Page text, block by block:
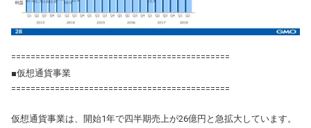
=============================================
■仮想通貨事業
=============================================
仮想通貨事業は、開始1年で四半期売上が26億円と急拡大しています。